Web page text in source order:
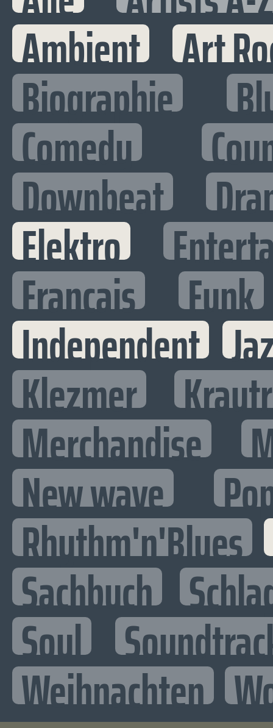
Ambient Art
Biographie
Comedy
Downbeat
Elektro
Francais Funk
Independent
Klezmer
Merchandise
New wave
Rhythm'n'Blues
Sachbuch
Soul
Weihnachten